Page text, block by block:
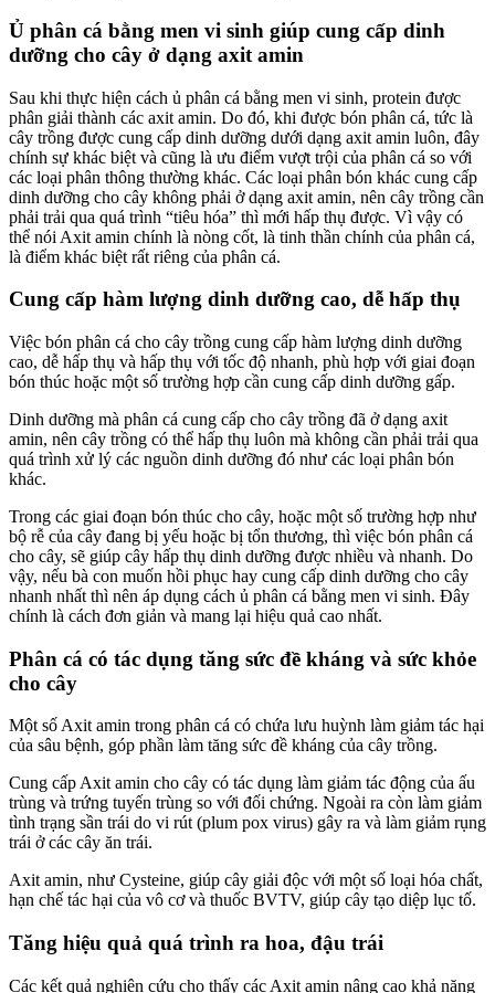
Ủ phân cá bằng men vi sinh giúp cung cấp dinh
dưỡng cho cây ở dạng axit amin
Sau khi thực hiện cách ủ phân cá bằng men vi sinh, protein được
phân giải thành các axit amin. Do đó, khi được bón phân cá, tức là
cây trồng được cung cấp dinh dưỡng dưới dạng axit amin luôn, đây
chính sự khác biệt và cũng là ưu điểm vượt trội của phân cá so với
các loại phân thông thường khác. Các loại phân bón khác cung cấp
dinh dưỡng cho cây không phải ở dạng axit amin, nên cây trồng cần
phải trải qua quá trình “tiêu hóa” thì mới hấp thụ được. Vì vậy có
thể nói Axit amin chính là nòng cốt, là tinh thần chính của phân cá,
là điểm khác biệt rất riêng của phân cá.
Cung cấp hàm lượng dinh dưỡng cao, dễ hấp thụ
Việc bón phân cá cho cây trồng cung cấp hàm lượng dinh dưỡng
cao, dễ hấp thụ và hấp thụ với tốc độ nhanh, phù hợp với giai đoạn
bón thúc hoặc một số trường hợp cần cung cấp dinh dưỡng gấp.
Dinh dưỡng mà phân cá cung cấp cho cây trồng đã ở dạng axit
amin, nên cây trồng có thể hấp thụ luôn mà không cần phải trải qua
quá trình xử lý các nguồn dinh dưỡng đó như các loại phân bón
khác.
Trong các giai đoạn bón thúc cho cây, hoặc một số trường hợp như
bộ rễ của cây đang bị yếu hoặc bị tổn thương, thì việc bón phân cá
cho cây, sẽ giúp cây hấp thụ dinh dưỡng được nhiều và nhanh. Do
vậy, nếu bà con muốn hồi phục hay cung cấp dinh dưỡng cho cây
nhanh nhất thì nên áp dụng cách ủ phân cá bằng men vi sinh. Đây
chính là cách đơn giản và mang lại hiệu quả cao nhất.
Phân cá có tác dụng tăng sức đề kháng và sức khỏe
cho cây
Một số Axit amin trong phân cá có chứa lưu huỳnh làm giảm tác hại
của sâu bệnh, góp phần làm tăng sức đề kháng của cây trồng.
Cung cấp Axit amin cho cây có tác dụng làm giảm tác động của ấu
trùng và trứng tuyến trùng so với đối chứng. Ngoài ra còn làm giảm
tình trạng sần trái do vi rút (plum pox virus) gây ra và làm giảm rụng
trái ở các cây ăn trái.
Axit amin, như Cysteine, giúp cây giải độc với một số loại hóa chất,
hạn chế tác hại của vô cơ và thuốc BVTV, giúp cây tạo diệp lục tố.
Tăng hiệu quả quá trình ra hoa, đậu trái
Các kết quả nghiên cứu cho thấy các Axit amin nâng cao khả năng